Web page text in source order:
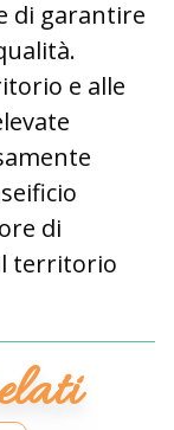
di garantire
e alle
di
territorio